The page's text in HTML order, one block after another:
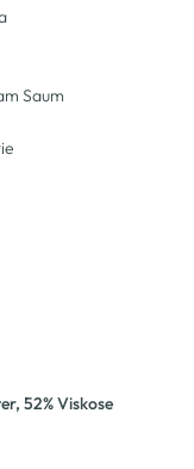
Saum
, 52% Viskose